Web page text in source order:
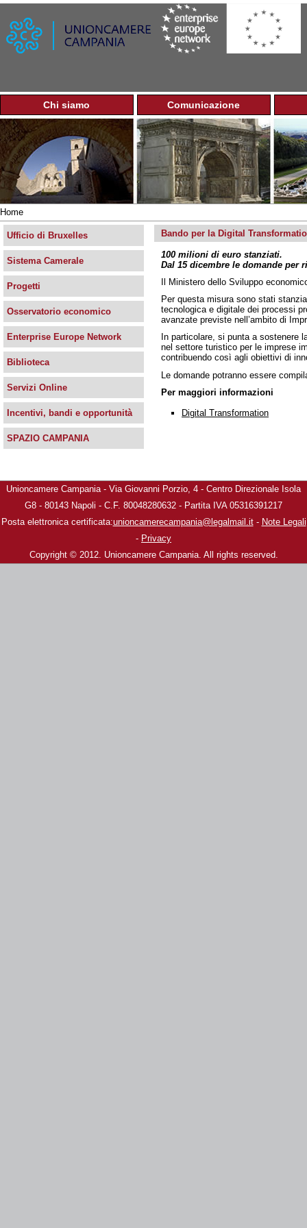
Jump to navigation
M
e
n
u
p
r
n
c
p
a
e
Chi siamo Comunicazione
Tu
sei
qui
Home
Bando per la Digital
100 milioni di euro stanziati.
Dal 15 dicembre le domande per
Il Ministero dello Sviluppo
Per questa misura sono stati
tecnologica e digitale dei processi
avanzate previste nell’ambito di
In particolare, si punta a sostenere
nel settore turistico per le imprese
contribuendo così agli obiettivi di
Le domande potranno essere
Per maggiori informazioni
Digital Transformation
Ufficio di Bruxelles
Sistema Camerale
Progetti
Osservatorio economico
Enterprise Europe Network
Biblioteca
Servizi Online
Incentivi, bandi e opportunità
SPAZIO CAMPANIA
Unioncamere Campania - Via Giovanni Porzio, 4 - Centro Direzionale Isola
G8 - 80143 Napoli - C.F. 80048280632 - Partita IVA 05316391217
Posta elettronica certificata:unioncamerecampania@legalmail.it- Note Legali
- Privacy
Copyright © 2012. Unioncamere Campania. All rights reserved.